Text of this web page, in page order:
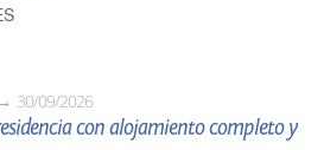
30/09/2026
con alojamiento completo y